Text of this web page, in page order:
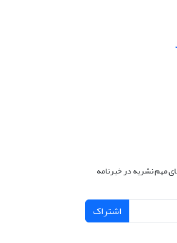
مهم نشریه در خبرنامه
اشتراک